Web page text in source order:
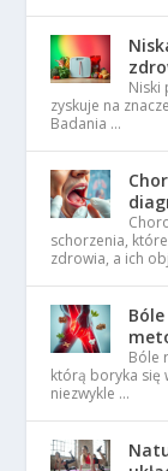
Niski
zyskuje na
Badania …
schorzenia,
zdrowia, a ich
Bóle
którą boryka się
niezwykle …